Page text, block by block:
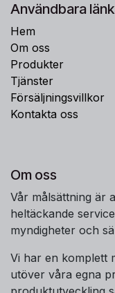
Användbara
Hem
Om oss
Produkter
Tjänster
Försäljningsvillkor
Kontakta oss
Om oss
Vår målsättning är
heltäckande
myndigheter och
Vi har en komplett
utöver våra egna